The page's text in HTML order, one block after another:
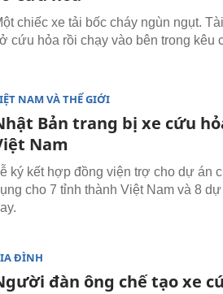
chiếc xe tải bốc cháy ngùn ngụt.
cứu hỏa rồi chạy vào bên trong kêu
NAM VÀ THẾ GIỚI
Bản trang bị xe cứu
Nam
ký kết hợp đồng viện trợ cho dự án
cho 7 tỉnh thành Việt Nam và 8
ĐÌNH
đàn ông chế tạo xe